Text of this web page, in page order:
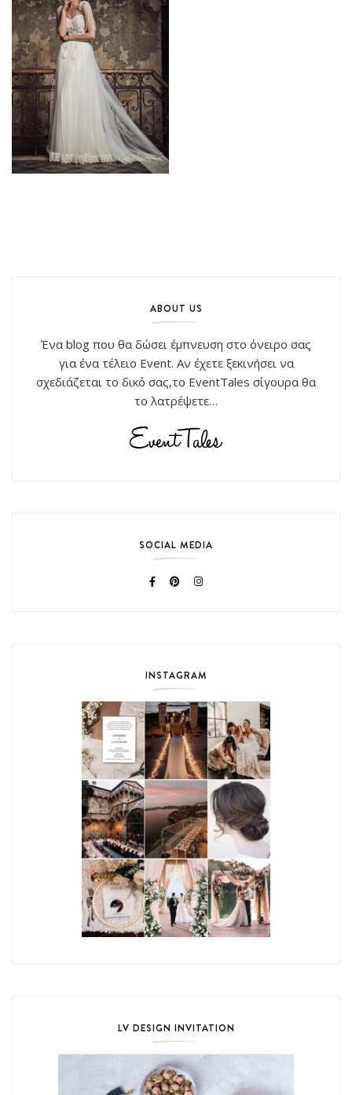
ABOUT US
Ένα blog που θα δώσει έμπνευση στο όνειρο σας
για ένα τέλειο Event. Αν έχετε ξεκινήσει να
σχεδιάζεται το δικό σας,το EventTales σίγουρα θα
το λατρέψετε…
SOCIAL MEDIA
INSTAGRAM
LV DESIGN INVITATION